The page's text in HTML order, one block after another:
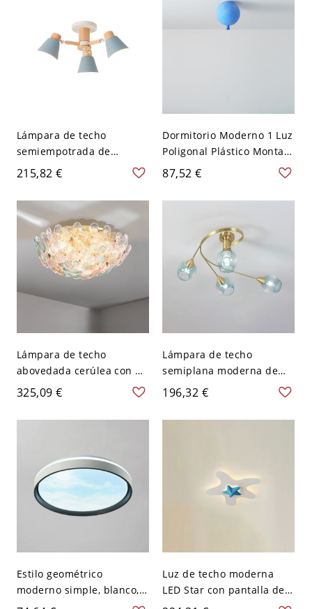
Lámpara de techo
semiempotrada de
madera estilo moderno
simple con pantalla de
hierro - Azul 110 A 120 V 3
215,82 €
Dormitorio Moderno 1 Luz
Poligonal Plástico Montaje
Techo Adaptado
LED/Incandescente/Fluore
scente, con Sombra
110V-120V, Azul Mate
87,52 €
Lámpara de techo
abovedada cerúlea con 10
luces para una
iluminación vibrante,
19.5", 110V-120V
325,09 €
Lámpara de techo
semiplana moderna de
oro geométrico con
pantalla de vidrio para
uso residencial - 110 A
196,32 €
Estilo geométrico
moderno simple, blanco,
montado en el techo, uso
Luz de techo moderna
LED Star con pantalla de
resina hacia abajo - Azul